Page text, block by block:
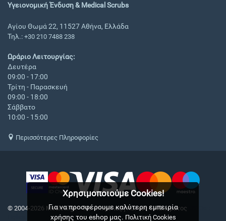
Υγειονομική Ένδυση & Medical Scrubs
Αγίου Θωμά 22, 11527 Αθήνα, Ελλάδα
Τηλ.: +30 210 7488 238
Ωράριο Λειτουργίας:
Δευτέρα
09:00 - 17:00
Τρίτη - Παρασκευή
09:00 - 18:00
Σάββατο
10:00 - 15:00
Περισσότερες Πληροφορίες
© 2004-2026 Medical.gr. - Με επιφύλαξη παντός δικαιώματος
Χρησιμοποιούμε Cookies!
Για να προσφέρουμε καλύτερη εμπειρία
χρήσης του eshop μας. Πολιτική Cookies